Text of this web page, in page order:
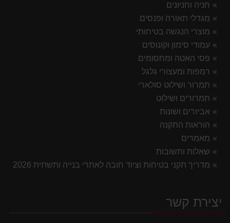
חניה וחניונים
מגדלי תאורה ופנסים
מוצרי הנגשה בטיחותי
עמודי סימון וקונוסים
פסי האטה ומחסומים
רמפות ומעצורי גלגל
תמרור ושילוט סולארי
תמרורים ושילוט
אביזרים ושונות
הוראות התקנה
מאמרים
שאלות ותשובות
מדריך תקני בטיחות וציוד חובה לאתרי בנייה ותשתית 2026
יצירת קשר